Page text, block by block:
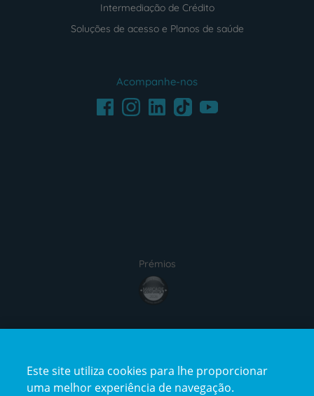
Intermediação de Crédito
Soluções de acesso e Planos de saúde
Acompanhe-nos
FacebookInstagramLinkedInTikTokYoutube
Prémios
Este site utiliza cookies para lhe proporcionar
uma melhor experiência de navegação.